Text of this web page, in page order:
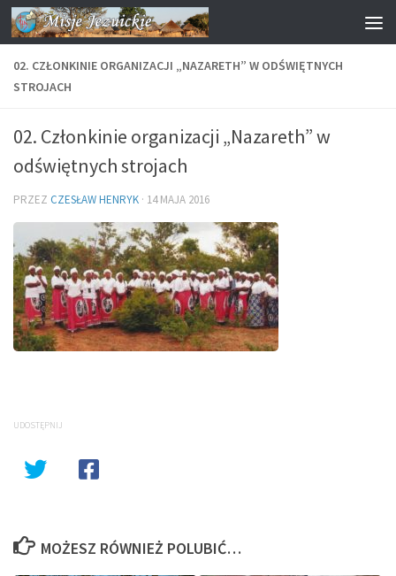
Przejdź do treści
02. CZŁONKINIE ORGANIZACJI „NAZARETH” W ODŚWIĘTNYCH
STROJACH
02. Członkinie organizacji „Nazareth” w
odświętnych strojach
PRZEZ CZESŁAW HENRYK · 14 MAJA 2016
UDOSTĘPNIJ
MOŻESZ RÓWNIEŻ POLUBIĆ…